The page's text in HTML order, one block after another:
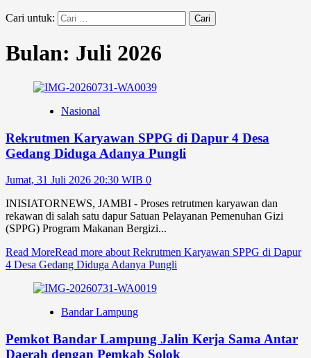
Cari untuk:
Bulan: Juli 2026
Nasional
Rekrutmen Karyawan SPPG di Dapur 4 Desa
Gedang Diduga Adanya Pungli
Jumat, 31 Juli 2026 20:30 WIB 0
INISIATORNEWS, JAMBI - Proses retrutmen karyawan dan
rekawan di salah satu dapur Satuan Pelayanan Pemenuhan Gizi
(SPPG) Program Makanan Bergizi...
Read MoreRead more about Rekrutmen Karyawan SPPG di Dapur
4 Desa Gedang Diduga Adanya Pungli
Bandar Lampung
Pemkot Bandar Lampung Jalin Kerja Sama Antar
Daerah dengan Pemkab Solok